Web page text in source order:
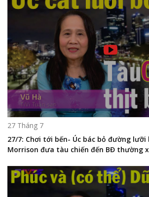
27 Tháng 7
27/7: Chơi tới bến- Úc bác bỏ đường lưỡi
Morrison đưa tàu chiến đến BĐ thường